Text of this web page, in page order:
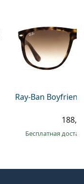
Ray-Ban
Бесплатная